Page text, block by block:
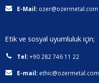
E-Mail: ozer@ozermetal.com
Etik ve sosyal uyumluluk için;
Tel:+90 282 746 11 22
E-mail: ethic@ozermetal.com